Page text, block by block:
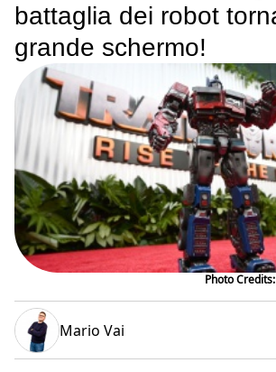
battaglia dei robot
grande schermo!
Photo Credits:
Mario Vai